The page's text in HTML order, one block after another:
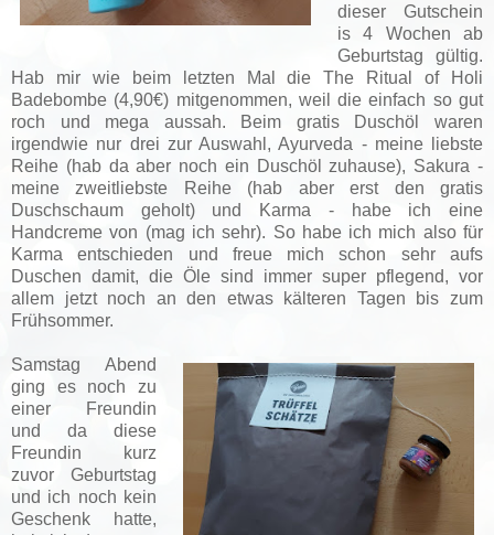
dieser Gutschein
is 4 Wochen ab
Geburtstag gültig.
Hab mir wie beim letzten Mal die The Ritual of Holi
Badebombe (4,90€) mitgenommen, weil die einfach so gut
roch und mega aussah. Beim gratis Duschöl waren
irgendwie nur drei zur Auswahl, Ayurveda - meine liebste
Reihe (hab da aber noch ein Duschöl zuhause), Sakura -
meine zweitliebste Reihe (hab aber erst den gratis
Duschschaum geholt) und Karma - habe ich eine
Handcreme von (mag ich sehr). So habe ich mich also für
Karma entschieden und freue mich schon sehr aufs
Duschen damit, die Öle sind immer super pflegend, vor
allem jetzt noch an den etwas kälteren Tagen bis zum
Frühsommer.
Samstag Abend
ging es noch zu
einer Freundin
und da diese
Freundin kurz
zuvor Geburtstag
und ich noch kein
Geschenk hatte,